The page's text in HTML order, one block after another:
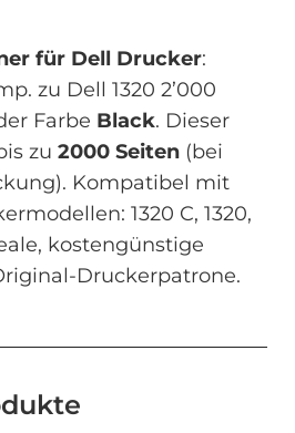
für Dell Drucker:
zu Dell 1320 2’000
Farbe Black. Dieser
zu 2000 Seiten (bei
Kompatibel mit
1320 C, 1320,
kostengünstige
Druckerpatrone.